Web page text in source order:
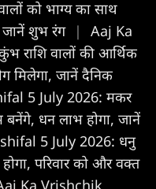
को भाग्य का साथ
जानें शुभ रंग |
Aaj Ka
राशि वालों की आर्थिक
मिलेगा, जानें दैनिक
5 July 2026: मकर
बनेंगे, धन लाभ होगा, जानें
5 July 2026: धनु
होगा, परिवार को और वक्त
Ka Vrishchik